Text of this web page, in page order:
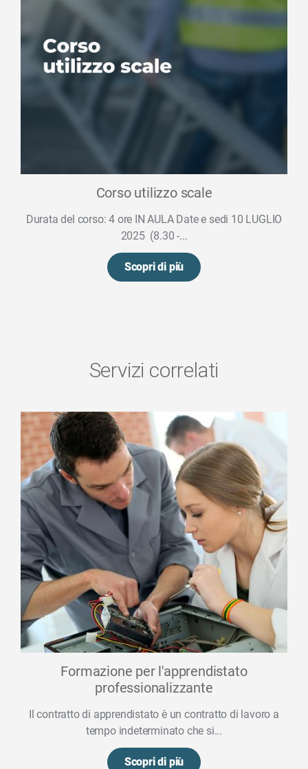
Corso utilizzo scale
Durata del corso: 4 ore IN AULA Date e sedi 10 LUGLIO
2025 (8.30 -...
Scopri di più
Servizi correlati
Formazione per l'apprendistato
professionalizzante
Il contratto di apprendistato è un contratto di lavoro a
tempo indeterminato che si...
Scopri di più